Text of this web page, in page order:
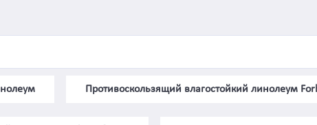
Противоскользящий влагостойкий линолеум